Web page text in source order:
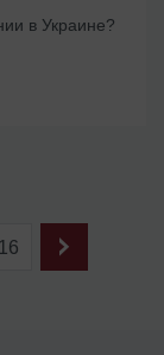
в Украине?
16